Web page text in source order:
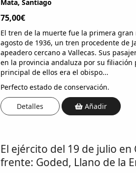
Mata, Santiago
75,00€
El tren de la muerte fue la primera
agosto de 1936, un tren procedente de
apeadero cercano a Vallecas. Sus
en la provincia andaluza por su filiación
principal de ellos era el obispo...
Perfecto estado de conservación.
Detalles Añadir
El ejército del 19 de julio
frente: Goded, Llano de la